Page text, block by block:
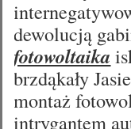
dewolucją
fotowoltaika
brzdąkały
montaż
intrygantem